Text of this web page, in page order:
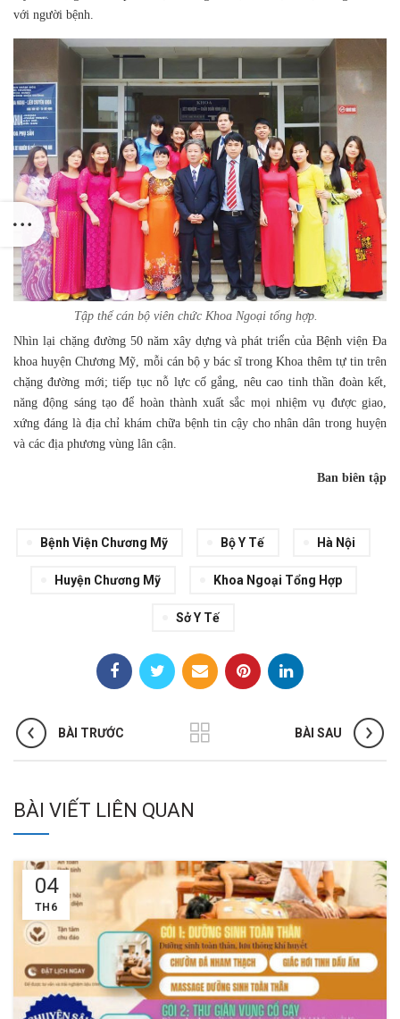
với người bệnh.
Tập thể cán bộ viên chức Khoa Ngoại tổng hợp.
Nhìn lại chặng đường 50 năm xây dựng và phát triển của Bệnh viện Đa
khoa huyện Chương Mỹ, mỗi cán bộ y bác sĩ trong Khoa thêm tự tin trên
chặng đường mới; tiếp tục nỗ lực cố gắng, nêu cao tinh thần đoàn kết,
năng động sáng tạo để hoàn thành xuất sắc mọi nhiệm vụ được giao,
xứng đáng là địa chỉ khám chữa bệnh tin cậy cho nhân dân trong huyện
và các địa phương vùng lân cận.
Ban biên tập
Bệnh Viện Chương Mỹ Bộ Y Tế Hà Nội
Huyện Chương Mỹ Khoa Ngoại Tổng Hợp
Sở Y Tế
BÀI TRƯỚC BÀI SAU
BÀI VIẾT LIÊN QUAN
04
TH6